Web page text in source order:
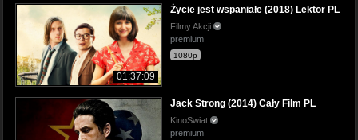
01:37:09
Życie jest wspaniałe (2018) Lektor PL
Filmy Akcji
premium
1080p
Jack Strong (2014) Cały Film PL
KinoSwiat
premium